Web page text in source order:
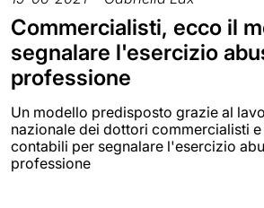
Commercialisti, ecco il
segnalare l'esercizio
professione
Un modello predisposto grazie al
nazionale dei dottori commercialisti
contabili per segnalare l'esercizio
professione